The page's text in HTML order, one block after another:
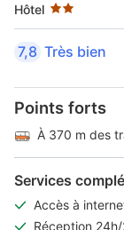
Hôtel
7,8 Très bien
Points forts
À 370 m des
Services
Accès à
Réception